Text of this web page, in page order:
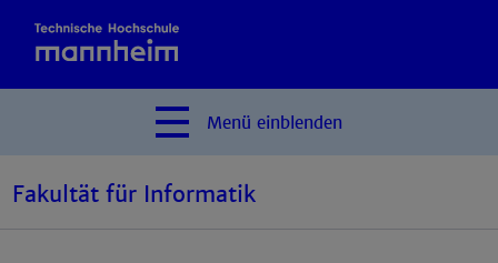
Menü einblenden
Fakultät für Informatik